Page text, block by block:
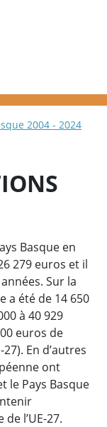
2004 - 2024
Basque en
279 euros et il
Sur la
a été de 14 650
à 40 929
euros de
En d’autres
ont
le Pays Basque
l’UE-27.